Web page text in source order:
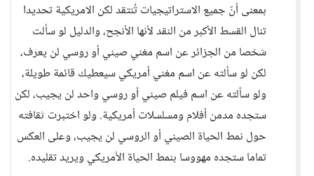
بمعنى أنّ جميع الاستراتيجيات تُنتقد لكن الامريكية تحديدا
تنال القسط الأكبر من النقد لأنها الأنجح، والدليل لو سألت
شخصا من الجزائر عن اسم مغني صيني أو روسي لن يعرف،
لكن لو سألته عن اسم مغني أمريكي سيعطيك قائمة طويلة،
ولو سألته عن اسم فيلم صيني أو روسي واحد لن يجيب، لكن
ستجده مدمن أفلام ومسلسلات أمريكية. ولو اختبرت ثقافته
حول نمط الحياة الصيني أو الروسي لن يجيب، وعلى العكس
تماما ستجده مهووسا بنمط الحياة الأمريكي ويريد تقليده.